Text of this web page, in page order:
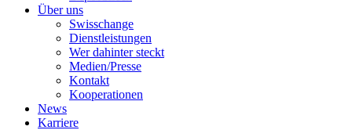
Über uns
Swisschange
Dienstleistungen
Wer dahinter steckt
Medien/Presse
Kontakt
Kooperationen
News
Karriere